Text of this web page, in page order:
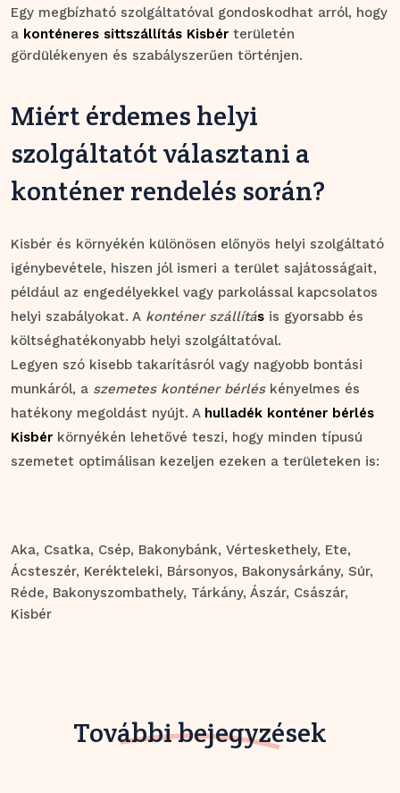
Egy megbízható szolgáltatóval gondoskodhat arról, hogy
a konténeres sittszállítás Kisbér területén
gördülékenyen és szabályszerűen történjen.
Miért érdemes helyi
szolgáltatót választani a
konténer rendelés során?
Kisbér és környékén különösen előnyös helyi szolgáltató
igénybevétele, hiszen jól ismeri a terület sajátosságait,
például az engedélyekkel vagy parkolással kapcsolatos
helyi szabályokat. A konténer szállítás is gyorsabb és
költséghatékonyabb helyi szolgáltatóval.
Legyen szó kisebb takarításról vagy nagyobb bontási
munkáról, a szemetes konténer bérléskényelmes és
hatékony megoldást nyújt. A hulladék konténer bérlés
Kisbér környékén lehetővé teszi, hogy minden típusú
szemetet optimálisan kezeljen ezeken a területeken is:
Aka, Csatka, Csép, Bakonybánk, Vérteskethely, Ete,
Ácsteszér, Kerékteleki, Bársonyos, Bakonysárkány, Súr,
Réde, Bakonyszombathely, Tárkány, Ászár, Császár,
Kisbér
További bejegyzések